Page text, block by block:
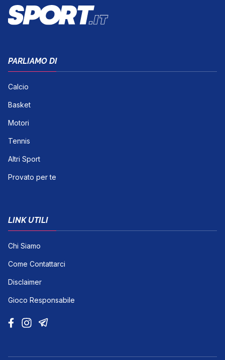
PARLIAMO DI
Calcio
Basket
Motori
Tennis
Altri Sport
Provato per te
LINK UTILI
Chi Siamo
Come Contattarci
Disclaimer
Gioco Responsabile